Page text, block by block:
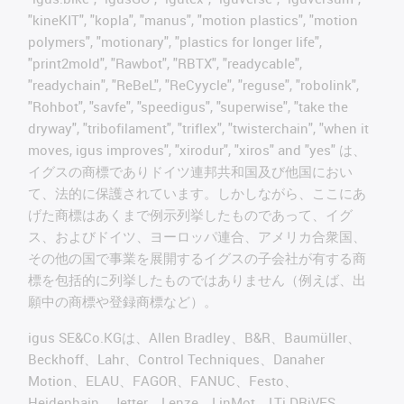
"kineKIT", "kopla", "manus", "motion plastics", "motion
polymers", "motionary", "plastics for longer life",
"print2mold", "Rawbot", "RBTX", "readycable",
"readychain", "ReBeL", "ReCyycle", "reguse", "robolink",
"Rohbot", "savfe", "speedigus", "superwise", "take the
dryway", "tribofilament", "triflex", "twisterchain", "when it
moves, igus improves", "xirodur", "xiros" and "yes" は、
イグスの商標でありドイツ連邦共和国及び他国におい
て、法的に保護されています。しかしながら、ここにあ
げた商標はあくまで例示列挙したものであって、イグ
ス、およびドイツ、ヨーロッパ連合、アメリカ合衆国、
その他の国で事業を展開するイグスの子会社が有する商
標を包括的に列挙したものではありません（例えば、出
願中の商標や登録商標など）。
igus SE&Co.KGは、Allen Bradley、B&R、Baumüller、
Beckhoff、Lahr、Control Techniques、Danaher
Motion、ELAU、FAGOR、FANUC、Festo、